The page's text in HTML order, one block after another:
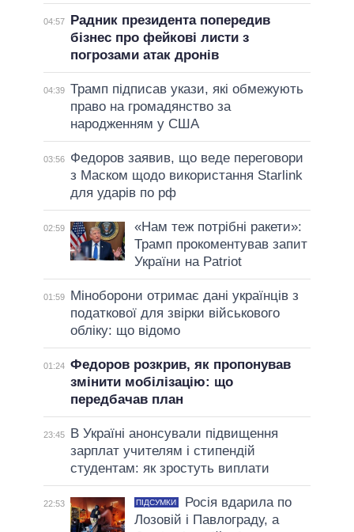
04:57
Радник президента попередив
бізнес про фейкові листи з
погрозами атак дронів
04:39 Трамп підписав укази, які обмежують
право на громадянство за
народженням у США
03:56
Федоров заявив, що веде переговори
з Маском щодо використання Starlink
для ударів по рф
02:59
«Нам теж потрібні ракети»:
Трамп прокоментував запит
України на Patriot
01:59
Міноборони отримає дані українців з
податкової для звірки військового
обліку: що відомо
01:24 Федоров розкрив, як пропонував
змінити мобілізацію: що
передбачав план
23:45
В Україні анонсували підвищення
зарплат учителям і стипендій
студентам: як зростуть виплати
22:53 ПІДСУМКИ
Росія вдарила по
Лозовій і Павлограду, а